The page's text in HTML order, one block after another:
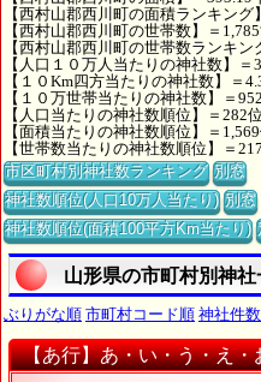
【西村山郡西川町の面積ランキン
【西村山郡西川町の世帯数】＝
【西村山郡西川町の世帯数ランキ
【人口１０万人当たりの神社数】＝
【１０Km四方当たりの神社数】＝
【１０万世帯当たりの神社数】＝
【人口当たりの神社数順位】＝282位
【面積当たりの神社数順位】＝
【世帯数当たりの神社数順位】＝
市区町村別神社数ランキング 別窓
神社数順位(人口10万人当たり) 別窓
神社数順位(面積100平方Km当たり)
山形県の市町村別神社
ぶりがな順 市町村コード順 神社件
【あ行】あ・い・う・え・